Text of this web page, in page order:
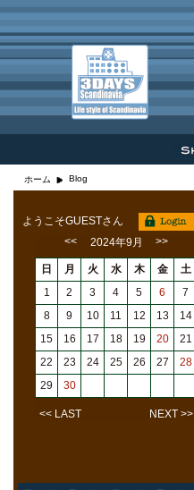
ホーム Blog
ようこそGUESTさん
<<
2024年9月 >>
日 月 火 水 木 金
土
1
2 3 4 5 6
7
8
9 10 11 12 13
14
15
16 17 18 19 20
21
22
23 24 25 26 27
28
29
30
<< LAST NEXT >>